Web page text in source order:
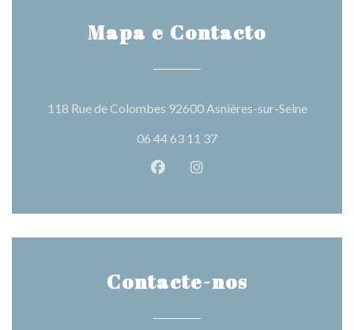
Mapa e Contacto
118 Rue de Colombes 92600 Asnières-sur-Seine((abre
06 44 63 11 37
Facebook ((abre numa nova
Instagram ((abre numa
Contacte-nos